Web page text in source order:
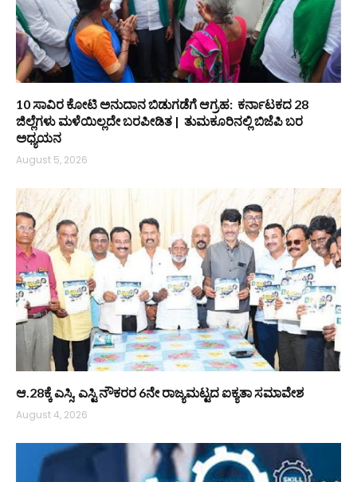
10 ಸಾವಿರ ಕೋಟಿ ಅನುದಾನ ಬಿಡುಗಡೆಗೆ ಆಗ್ರಹ: ಕರ್ನಾಟಕದ 28
ಜಿಲ್ಲೆಗಳು ಮಳೆಯಿಲ್ಲದೇ ಬರಪೀಡಿತ | ತುಮಕೂರಿನಲ್ಲಿ ಬಿಜೆಪಿ ಬರ
ಅಧ್ಯಯನ
August 5, 2026
ಆ.28ಕ್ಕೆ ಎಸ್ಸಿ, ಎಸ್ಟಿ ನೌಕರರ 6ನೇ ರಾಜ್ಯಮಟ್ಟದ ಐಕ್ಯತಾ ಸಮಾವೇಶ
August 4, 2026